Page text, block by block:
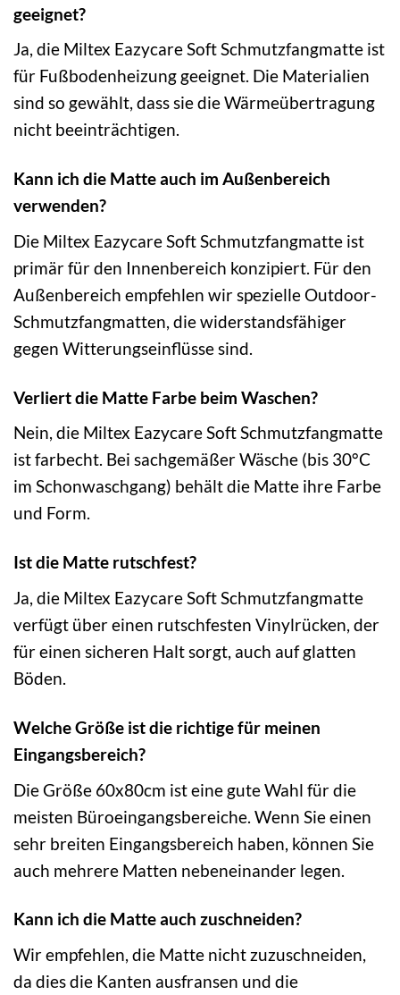
geeignet?
Ja, die Miltex Eazycare Soft Schmutzfangmatte ist
für Fußbodenheizung geeignet. Die Materialien
sind so gewählt, dass sie die Wärmeübertragung
nicht beeinträchtigen.
Kann ich die Matte auch im Außenbereich
verwenden?
Die Miltex Eazycare Soft Schmutzfangmatte ist
primär für den Innenbereich konzipiert. Für den
Außenbereich empfehlen wir spezielle Outdoor-
Schmutzfangmatten, die widerstandsfähiger
gegen Witterungseinflüsse sind.
Verliert die Matte Farbe beim Waschen?
Nein, die Miltex Eazycare Soft Schmutzfangmatte
ist farbecht. Bei sachgemäßer Wäsche (bis 30°C
im Schonwaschgang) behält die Matte ihre Farbe
und Form.
Ist die Matte rutschfest?
Ja, die Miltex Eazycare Soft Schmutzfangmatte
verfügt über einen rutschfesten Vinylrücken, der
für einen sicheren Halt sorgt, auch auf glatten
Böden.
Welche Größe ist die richtige für meinen
Eingangsbereich?
Die Größe 60x80cm ist eine gute Wahl für die
meisten Büroeingangsbereiche. Wenn Sie einen
sehr breiten Eingangsbereich haben, können Sie
auch mehrere Matten nebeneinander legen.
Kann ich die Matte auch zuschneiden?
Wir empfehlen, die Matte nicht zuzuschneiden,
da dies die Kanten ausfransen und die